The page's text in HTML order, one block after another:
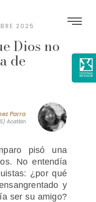
2025
Dios no
de
Parra
Acatlán
pisó una
No entendía
¿por qué
y
ser su amigo?